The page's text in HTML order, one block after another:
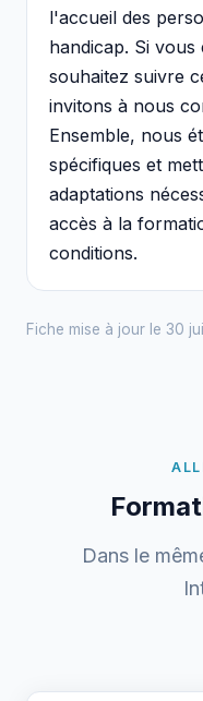
l'accueil des
handicap. Si
souhaitez suivre
invitons à nous
Ensemble, nous
spécifiques et
adaptations
accès à la
conditions.
Fiche mise à jour le 30
Dans le